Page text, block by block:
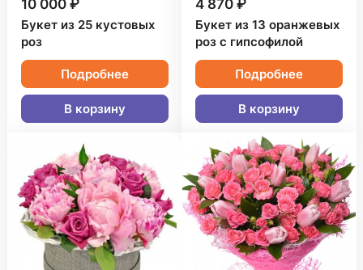
10 000 ₽
Букет из 25 кустовых
роз
Подробнее
В корзину
4 870 ₽
Букет из 13 оранжевых
роз с гипсофилой
Подробнее
В корзину